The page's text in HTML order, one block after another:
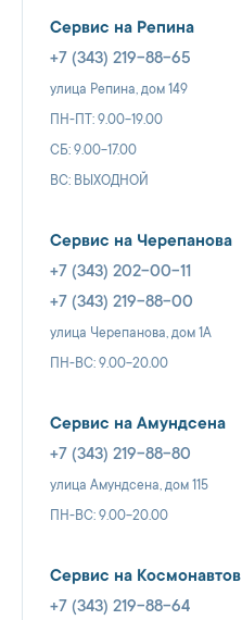
Сервис на Репина
+7 (343) 219-88-65
улица Репина, дом 149
ПН-ПТ: 9.00-19.00
СБ: 9.00-17.00
ВС: ВЫХОДНОЙ
Сервис на Черепанова
+7 (343) 202-00-11
+7 (343) 219-88-00
улица Черепанова, дом 1А
ПН-ВС: 9.00-20.00
Сервис на Амундсена
+7 (343) 219-88-80
улица Амундсена, дом 115
ПН-ВС: 9.00-20.00
Сервис на Космонавтов
+7 (343) 219-88-64